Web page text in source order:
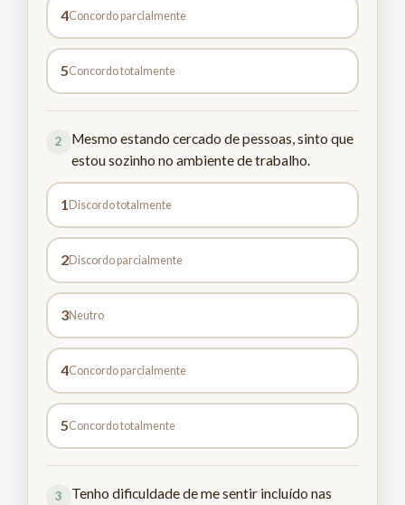
4Concordo parcialmente
5Concordo totalmente
2
Mesmo estando cercado de pessoas, sinto que
estou sozinho no ambiente de trabalho.
1 Discordo totalmente
2Discordo parcialmente
3Neutro
4Concordo parcialmente
5Concordo totalmente
3
Tenho dificuldade de me sentir incluído nas